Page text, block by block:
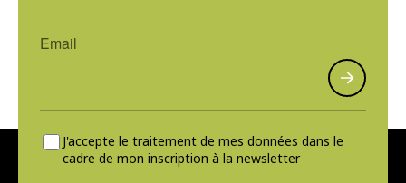
J'accepte le traitement de mes données dans le
cadre de mon inscription à la newsletter